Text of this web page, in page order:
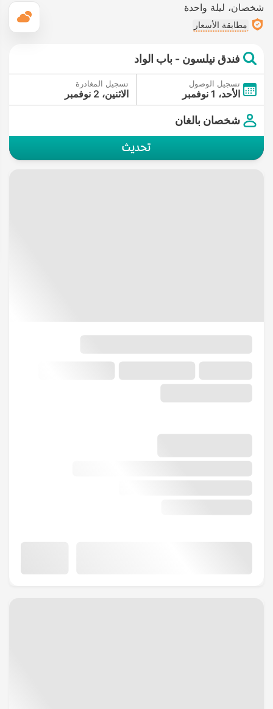
شخصان ليلة واحدة
مطابقة الأسعار
فندق نيلسون - باب الواد
تسجيل الوصول
الأحد، 1 نوفمبر
تسجيل المغادرة
الاثنين، 2 نوفمبر
شخصان بالغان
تحديث